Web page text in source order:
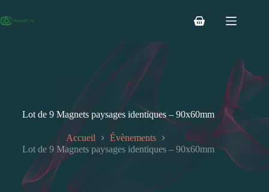
au
contenu
Panier
Lot de 9 Magnets paysages identiques – 90x60mm
Accueil
Évènements
Lot de 9 Magnets paysages identiques – 90x60mm